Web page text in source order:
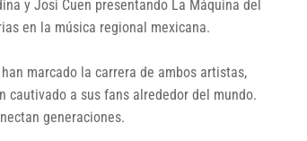
y Josi Cuen presentando La Máquina del
en la música regional mexicana.
marcado la carrera de ambos artistas,
a sus fans alrededor del mundo.
generaciones.